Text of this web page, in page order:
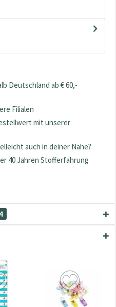
Deutschland ab € 60,-
Filialen
mit unserer
auch in deiner Nähe?
40 Jahren Stofferfahrung
4